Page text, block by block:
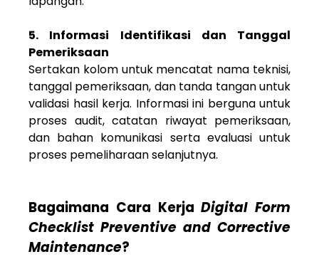
5. Informasi Identifikasi dan Tanggal
Pemeriksaan
Sertakan kolom untuk mencatat nama teknisi,
tanggal pemeriksaan, dan tanda tangan untuk
validasi hasil kerja. Informasi ini berguna untuk
proses audit, catatan riwayat pemeriksaan,
dan bahan komunikasi serta evaluasi untuk
proses pemeliharaan selanjutnya.
Bagaimana Cara KerjaDigital Form
Checklist Preventive and Corrective
Maintenance?